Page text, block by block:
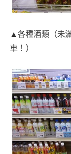
▲各種酒類（未
車！）